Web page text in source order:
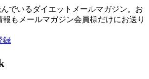
でいるダイエットメールマガジン。お
もメールマガジン会員様だけにお送り
録